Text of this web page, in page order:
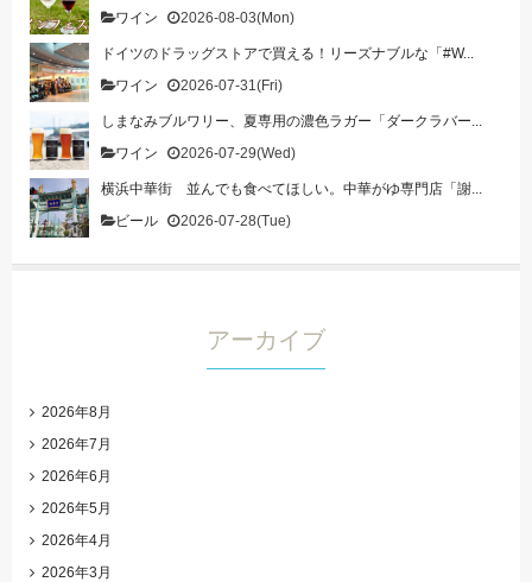
ワイン
2026-08-03(Mon)
ドイツのドラッグストアで買える！リーズナブルな「#W...
ワイン
2026-07-31(Fri)
しまなみブルワリー、夏専用の濃色ラガー「ダークラバー...
ワイン
2026-07-29(Wed)
横浜中華街 並んでも食べてほしい。中華がゆ専門店「謝...
ビール
2026-07-28(Tue)
アーカイブ
2026年8月
2026年7月
2026年6月
2026年5月
2026年4月
2026年3月